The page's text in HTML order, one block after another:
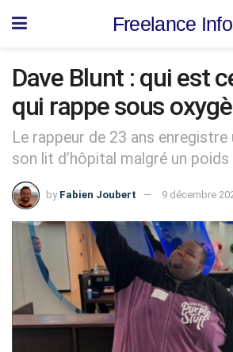
Freelance
Dave Blunt : qui est
qui rappe sous
Le rappeur de 23 ans
son lit d’hôpital malgré un
by Fabien Joubert 9 décembre